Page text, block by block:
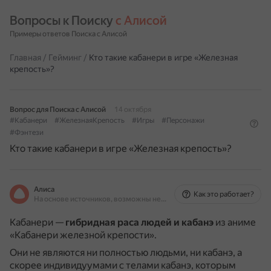
Вопросы к Поиску с Алисой
Примеры ответов Поиска с Алисой
Главная / Гейминг / Кто такие кабанери в игре «Железная
крепость»?
Вопрос для Поиска с Алисой
14 октября
#Кабанери
#ЖелезнаяКрепость #Игры
#Персонажи
#Фэнтези
Кто такие кабанери в игре «Железная крепость»?
Алиса
На основе источников, возможны неточности
Как это работает?
Кабанери — гибридная раса людей и кабанэ из аниме
«Кабанери железной крепости».
Они не являются ни полностью людьми, ни кабанэ, а
скорее индивидуумами с телами кабанэ, которым